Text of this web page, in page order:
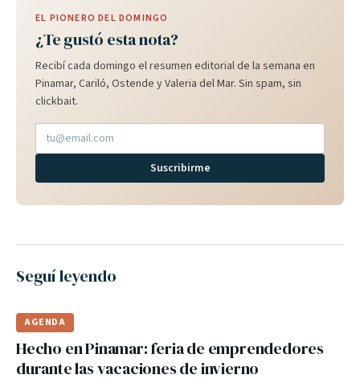
EL PIONERO DEL DOMINGO
¿Te gustó esta nota?
Recibí cada domingo el resumen editorial de la semana en
Pinamar, Cariló, Ostende y Valeria del Mar. Sin spam, sin
clickbait.
Suscribirme
Seguí leyendo
AGENDA
Hecho en Pinamar: feria de emprendedores
durante las vacaciones de invierno